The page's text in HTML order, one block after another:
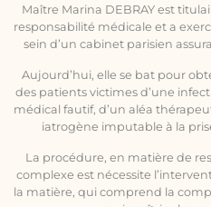
Maître Marina DEBRAY est
responsabilité médicale et a
sein d’un cabinet parisien
Aujourd’hui, elle se bat pour
des patients victimes d’une
médical fautif, d’un aléa
iatrogène imputable à la
La procédure, en matière de
complexe est nécessite
la matière, qui comprend la